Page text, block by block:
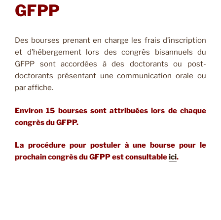
GFPP
Des bourses prenant en charge les frais d’inscription
et d’hébergement lors des congrès bisannuels du
GFPP sont accordées à des doctorants ou post-
doctorants présentant une communication orale ou
par affiche.
Environ 15 bourses sont attribuées lors de chaque
congrès du GFPP.
La procédure pour postuler à une bourse pour le
prochain congrès du GFPP est consultableici.